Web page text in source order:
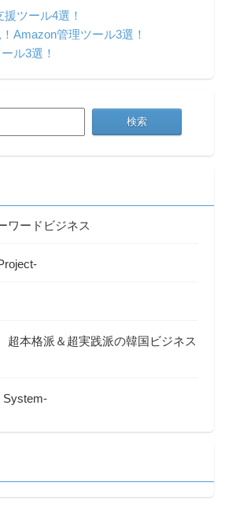
ツール4選！
Amazon管理ツール3選！
ル3選！
ワードビジネス
本格派＆超実践派の韓国ビジネス
System-